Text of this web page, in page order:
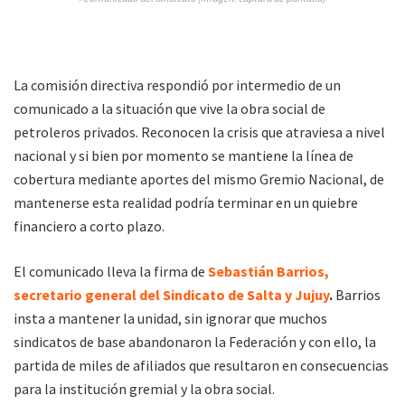
La comisión directiva respondió por intermedio de un
comunicado a la situación que vive la obra social de
petroleros privados. Reconocen la crisis que atraviesa a nivel
nacional y si bien por momento se mantiene la línea de
cobertura mediante aportes del mismo Gremio Nacional, de
mantenerse esta realidad podría terminar en un quiebre
financiero a corto plazo.
El comunicado lleva la firma de Sebastián Barrios,
secretario general del Sindicato de Salta y Jujuy. Barrios
insta a mantener la unidad, sin ignorar que muchos
sindicatos de base abandonaron la Federación y con ello, la
partida de miles de afiliados que resultaron en consecuencias
para la institución gremial y la obra social.